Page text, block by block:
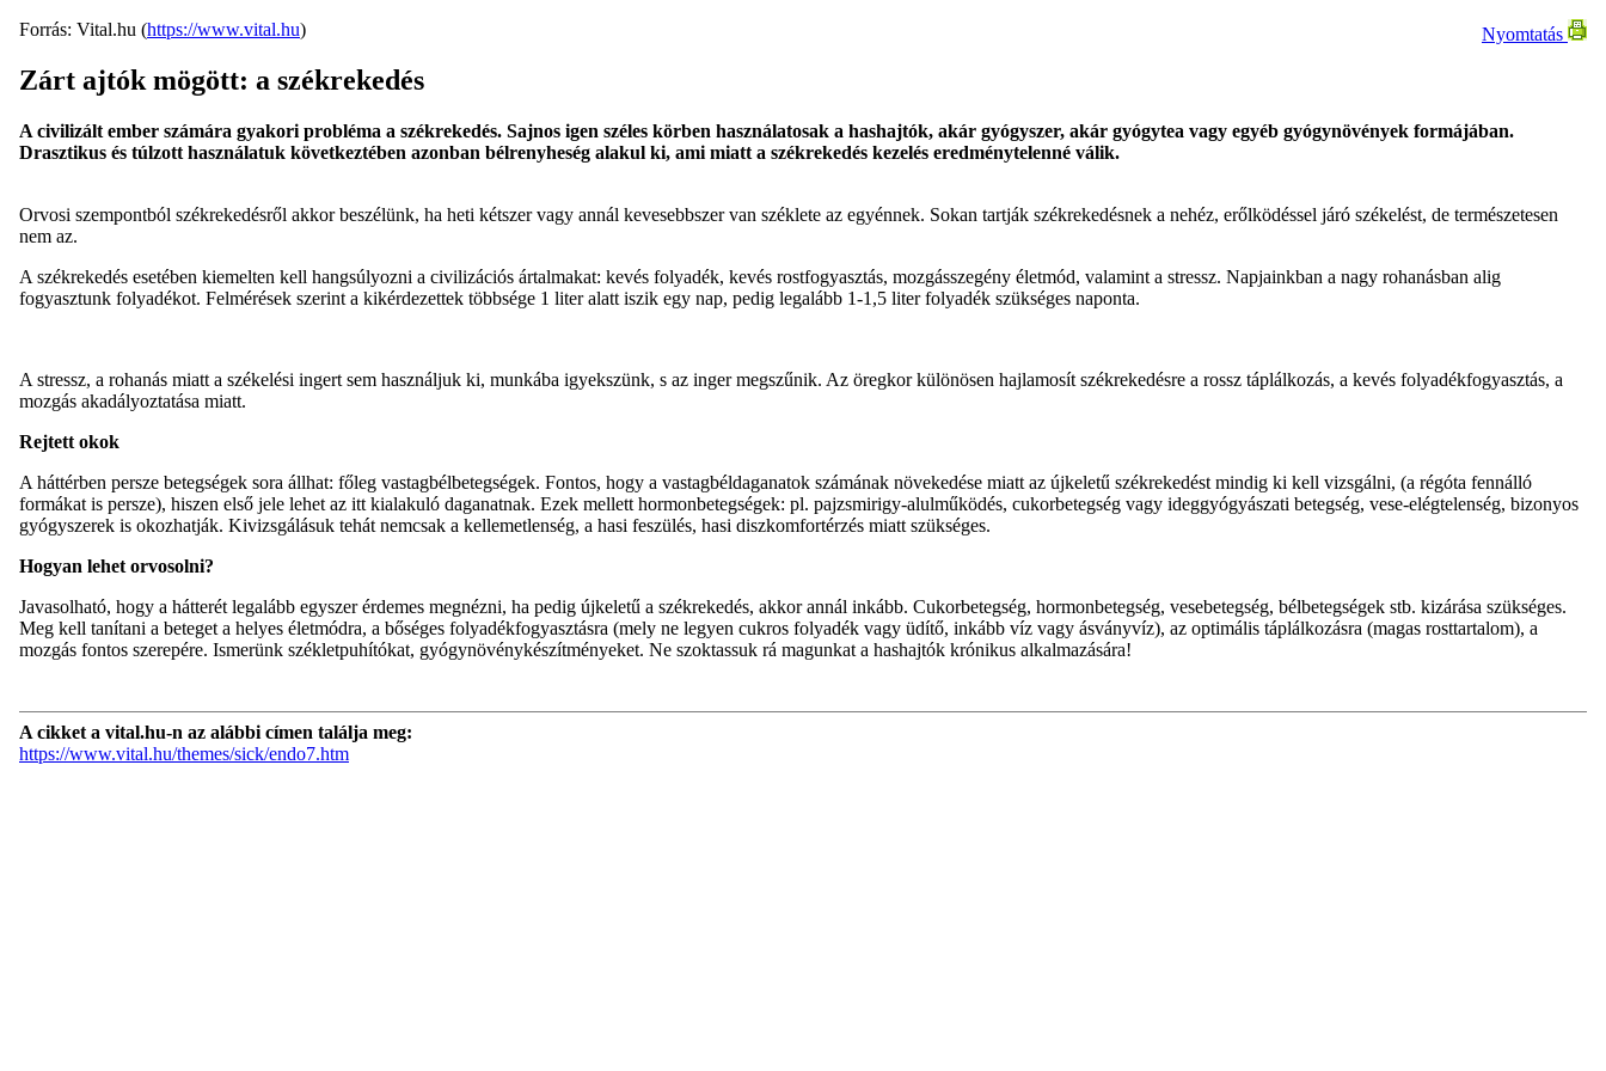
Nyomtatás
Forrás: Vital.hu (https://www.vital.hu)
Zárt ajtók mögött: a székrekedés
A civilizált ember számára gyakori probléma a székrekedés. Sajnos igen széles körben használatosak a hashajtók, akár gyógyszer, akár gyógytea vagy egyéb gyógynövények formájában.
Drasztikus és túlzott használatuk következtében azonban bélrenyheség alakul ki, ami miatt a székrekedés kezelés eredménytelenné válik.
Orvosi szempontból székrekedésről akkor beszélünk, ha heti kétszer vagy annál kevesebbszer van széklete az egyénnek. Sokan tartják székrekedésnek a nehéz, erőlködéssel járó székelést, de természetesen
nem az.
A székrekedés esetében kiemelten kell hangsúlyozni a civilizációs ártalmakat: kevés folyadék, kevés rostfogyasztás, mozgásszegény életmód, valamint a stressz. Napjainkban a nagy rohanásban alig
fogyasztunk folyadékot. Felmérések szerint a kikérdezettek többsége 1 liter alatt iszik egy nap, pedig legalább 1-1,5 liter folyadék szükséges naponta.
A stressz, a rohanás miatt a székelési ingert sem használjuk ki, munkába igyekszünk, s az inger megszűnik. Az öregkor különösen hajlamosít székrekedésre a rossz táplálkozás, a kevés folyadékfogyasztás, a
mozgás akadályoztatása miatt.
Rejtett okok
A háttérben persze betegségek sora állhat: főleg vastagbélbetegségek. Fontos, hogy a vastagbéldaganatok számának növekedése miatt az újkeletű székrekedést mindig ki kell vizsgálni, (a régóta fennálló
formákat is persze), hiszen első jele lehet az itt kialakuló daganatnak. Ezek mellett hormonbetegségek: pl. pajzsmirigy-alulműködés, cukorbetegség vagy ideggyógyászati betegség, vese-elégtelenség, bizonyos
gyógyszerek is okozhatják. Kivizsgálásuk tehát nemcsak a kellemetlenség, a hasi feszülés, hasi diszkomfortérzés miatt szükséges.
Hogyan lehet orvosolni?
Javasolható, hogy a hátterét legalább egyszer érdemes megnézni, ha pedig újkeletű a székrekedés, akkor annál inkább. Cukorbetegség, hormonbetegség, vesebetegség, bélbetegségek stb. kizárása szükséges.
Meg kell tanítani a beteget a helyes életmódra, a bőséges folyadékfogyasztásra (mely ne legyen cukros folyadék vagy üdítő, inkább víz vagy ásványvíz), az optimális táplálkozásra (magas rosttartalom), a
mozgás fontos szerepére. Ismerünk székletpuhítókat, gyógynövénykészítményeket. Ne szoktassuk rá magunkat a hashajtók krónikus alkalmazására!
A cikket a vital.hu-n az alábbi címen találja meg:
https://www.vital.hu/themes/sick/endo7.htm